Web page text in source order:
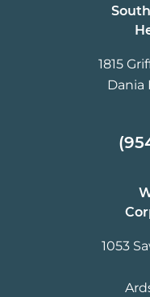
1815
Dania
1053